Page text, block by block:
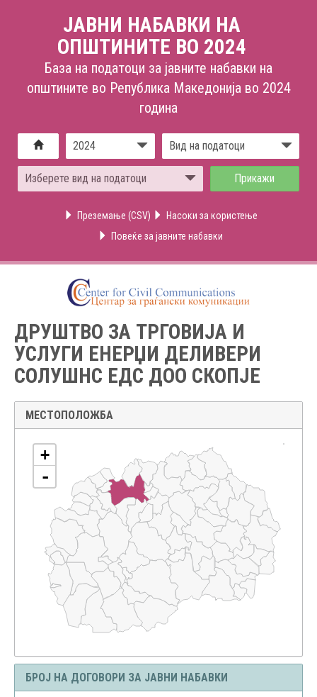
ЈАВНИ НАБАВКИ НА
ОПШТИНИТЕ ВО 2024
База на податоци за јавните набавки на
општините во Република Македонија во 2024
година
2024 Вид на податоци
Изберете вид на податоци
Преземање (CSV)
Насоки за користење
Повеќе за јавните набавки
ДРУШТВО ЗА ТРГОВИЈА И
УСЛУГИ ЕНЕРЏИ ДЕЛИВЕРИ
СОЛУШНС ЕДС ДОО СКОПЈЕ
МЕСТОПОЛОЖБА
+
-
БРОЈ НА ДОГОВОРИ ЗА ЈАВНИ НАБАВКИ